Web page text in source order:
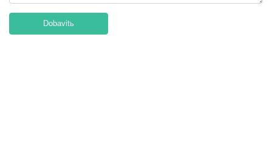
Dobavitь